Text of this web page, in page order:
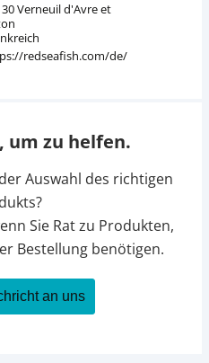
Verneuil d'Avre et
redseafish.com/de/
um zu helfen.
Auswahl des richtigen
Sie Rat zu Produkten,
Bestellung benötigen.
an uns